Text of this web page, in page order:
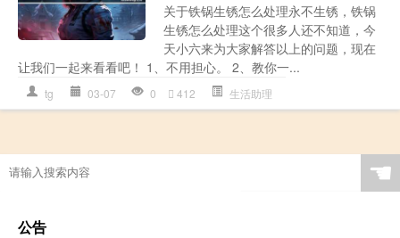
关于铁锅生锈怎么处理永不生锈，铁锅
生锈怎么处理这个很多人还不知道，今
天小六来为大家解答以上的问题，现在
让我们一起来看看吧！ 1、不用担心。 2、教你一...
tg 03-07 0 412 生活助理
☚
公告